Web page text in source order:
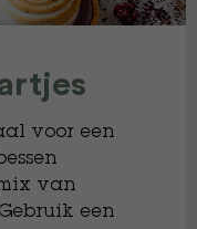
voor een
van
een